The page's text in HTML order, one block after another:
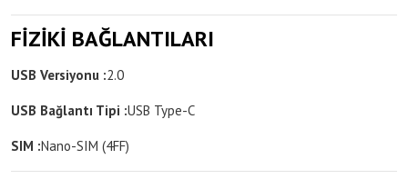
FİZİKİ BAĞLANTILARI
USB Versiyonu :2.0
USB Bağlantı Tipi :USB Type-C
SIM :Nano-SIM (4FF)